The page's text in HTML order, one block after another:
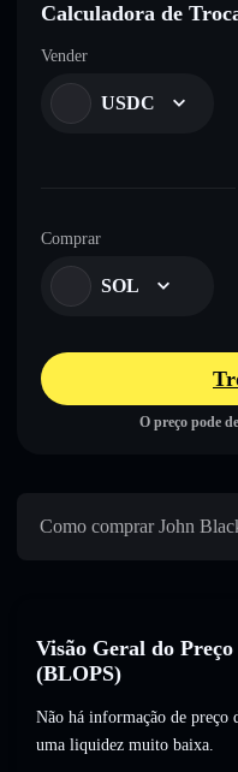
Calculadora de
Vender
USDC
Comprar
SOL
O preço pode
Como comprar John
Visão Geral do
(BLOPS)
Não há informação de preço
uma liquidez muito baixa.